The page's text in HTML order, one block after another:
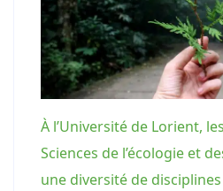
À l’Université de Lorient,
Sciences de l’écologie et
une diversité de disciplines